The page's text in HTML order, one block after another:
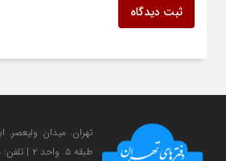
ثبت دیدگاه
طبقه ۵. واحد ۲ | تلفن: ۸۸۹۲۴۴۰۵ (۰۲۱)